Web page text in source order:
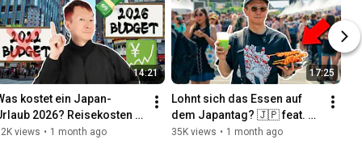
14:21
kostet ein Japan-
2026? Reisekosten
2-3 Wochen
views • 1 month ago
17:25
Lohnt sich das Essen auf
dem Japantag? 🇯🇵 feat.
@Melonsoda_jp
35K views • 1 month ago